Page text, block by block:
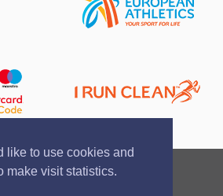
like to use cookies and
make visit statistics.
Privātuma politika